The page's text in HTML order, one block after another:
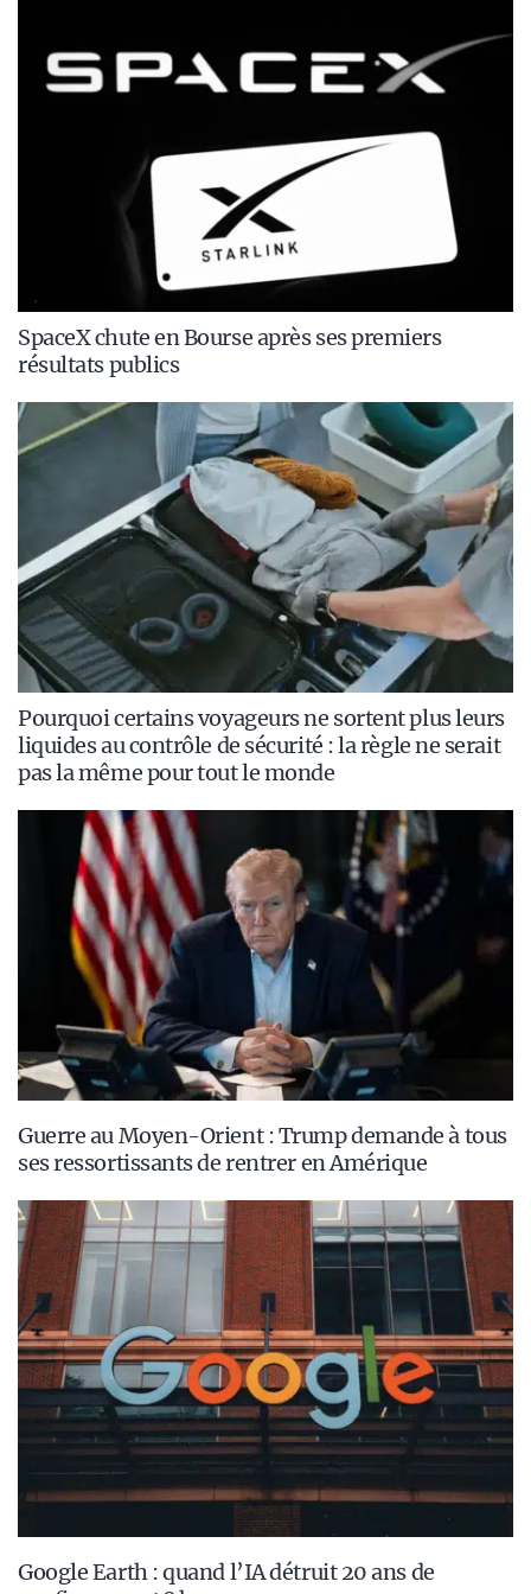
SpaceX chute en Bourse après ses premiers
résultats publics
Pourquoi certains voyageurs ne sortent plus leurs
liquides au contrôle de sécurité : la règle ne serait
pas la même pour tout le monde
Guerre au Moyen-Orient : Trump demande à tous
ses ressortissants de rentrer en Amérique
Google Earth : quand l’IA détruit 20 ans de